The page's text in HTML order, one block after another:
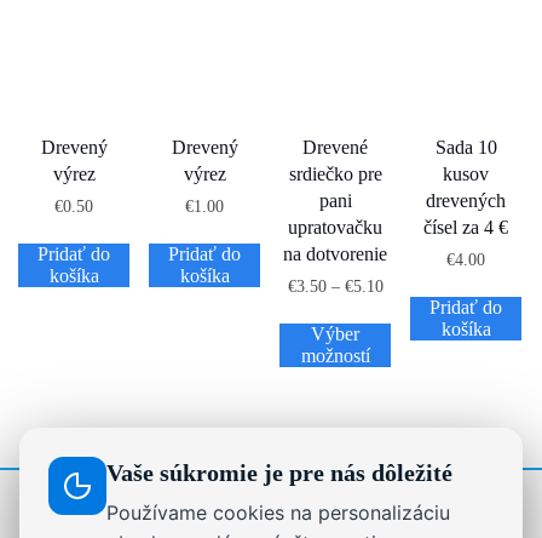
Drevený
výrez
€0.50
Pridať do
košíka
Drevený
výrez
€1.00
Pridať do
košíka
Drevené
srdiečko pre
pani
upratovačku
na dotvorenie
€3.50– €5.10
Výber
možností
Sada 10
kusov
drevených
čísel za 4 €
€4.00
Pridať do
košíka
STRÁNKY
Vaše súkromie je pre nás dôležité
Používame cookies na personalizáciu